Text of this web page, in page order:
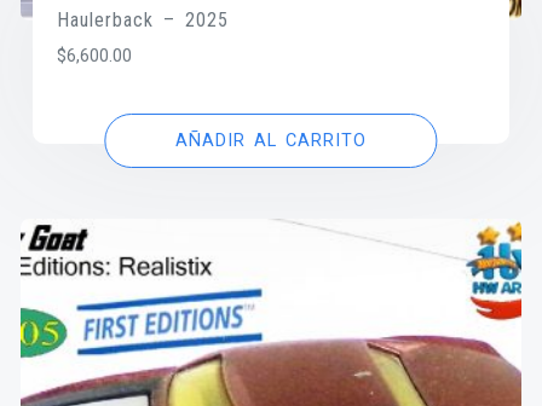
Haulerback – 2025
$6,600.00
AÑADIR AL CARRITO